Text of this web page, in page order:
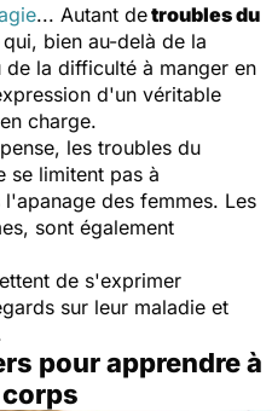
... Autant detroubles du
qui, bien au-delà de la
la difficulté à manger en
d'un véritable
charge.
les troubles du
se limitent pas à
des femmes. Les
sont également
de s'exprimer
sur leur maladie et
pour apprendre à